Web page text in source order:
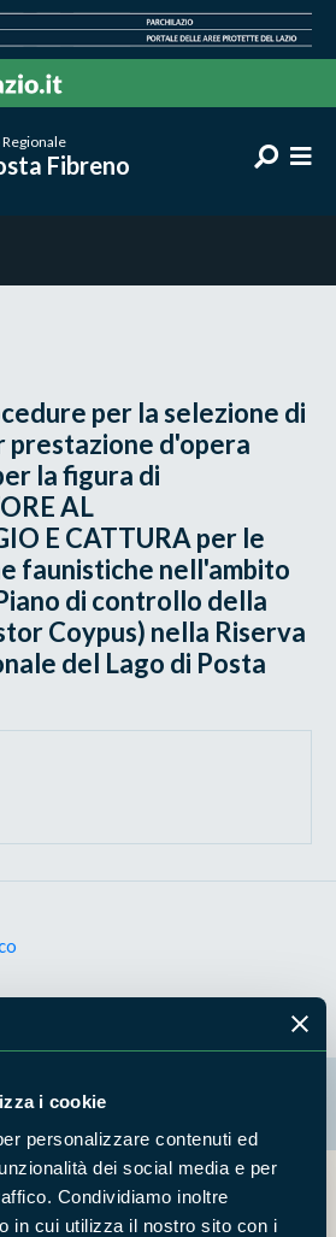
i cookie
personalizzare contenuti ed
dei social media e per
Condividiamo inoltre
in cui utilizza il nostro sito con i
Fibreno
per la selezione di
prestazione d'opera
la figura di
AL
E CATTURA per le
faunistiche nell'ambito
di controllo della
Coypus) nella Riserva
del Lago di Posta
OPZIONI